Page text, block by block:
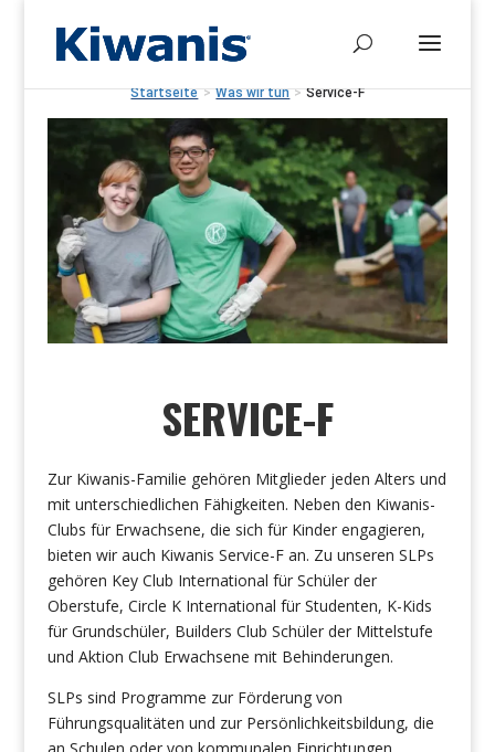
Startseite > Was wir tun > Service-F
SERVICE-F
Zur Kiwanis-Familie gehören Mitglieder jeden Alters und
mit unterschiedlichen Fähigkeiten. Neben den Kiwanis-
Clubs für Erwachsene, die sich für Kinder engagieren,
bieten wir auch Kiwanis Service-F an. Zu unseren SLPs
gehören Key Club International für Schüler der
Oberstufe, Circle K International für Studenten, K-Kids
für Grundschüler, Builders Club Schüler der Mittelstufe
und Aktion Club Erwachsene mit Behinderungen.
SLPs sind Programme zur Förderung von
Führungsqualitäten und zur Persönlichkeitsbildung, die